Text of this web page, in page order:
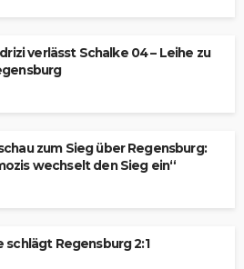
verlässt Schalke 04 – Leihe zu
zum Sieg über Regensburg:
wechselt den Sieg ein“
schlägt Regensburg 2:1